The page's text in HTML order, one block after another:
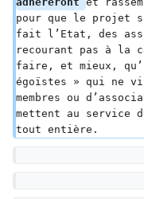
pour que le projet
fait l’Etat, des
recourant pas à la
faire, et mieux,
égoïstes » qui ne
membres ou
mettent au service
tout entière.